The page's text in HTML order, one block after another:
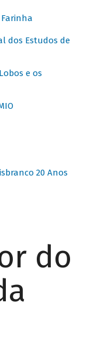
Farinha
dos Estudos de
e os
20 Anos
do